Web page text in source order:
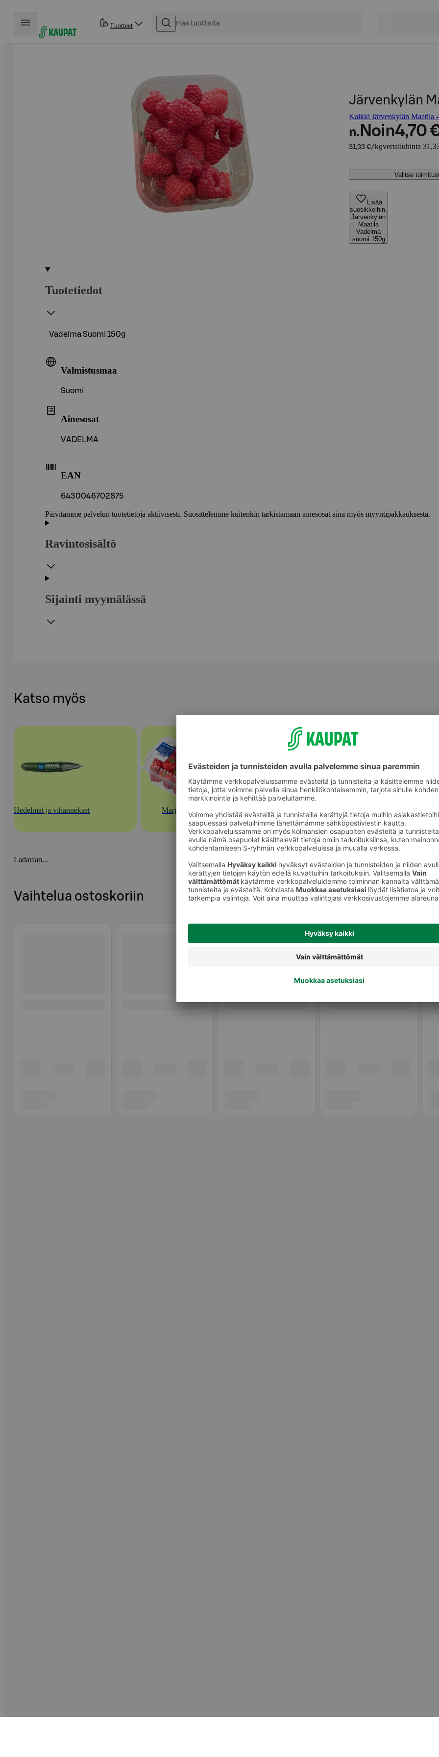
Hyppää sisältöön
Tuotteet
Järvenkylän
Kaikki Järvenkylän Maatila
n. Noin4,70
31,33 €/kgvertailuhinta
Valitse
Lisää
suosikkeihin,
Järvenkylän
Maatila
Vadelma
suomi 150g
Tuotetiedot
Vadelma Suomi 150g
Valmistusmaa
Suomi
Ainesosat
VADELMA
EAN
6430046702875
Päivitämme palvelun tuotetietoja aktiivisesti. Suosittelemme kuitenkin tarkistamaan ainesosat aina myös myyntipakkauksesta.
Ravintosisältö
Sijainti myymälässä
Katso myös
Hedelmät ja vihannekset Marjat
Ladataan...
Vaihtelua ostoskoriin